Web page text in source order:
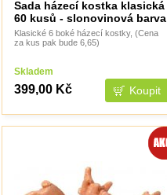
Sada házecí kostka klasická
60 kusů - slonovinová barva
Klasické 6 boké házecí kostky, (Cena
za kus pak bude 6,65)
Skladem
399,00 Kč